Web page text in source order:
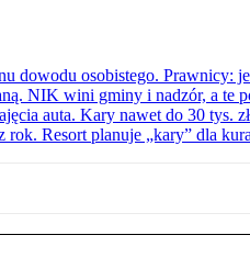
dowodu osobistego. Prawnicy:
NIK wini gminy i nadzór, a te
auta. Kary nawet do 30 tys. zł
rok. Resort planuje „kary” dla